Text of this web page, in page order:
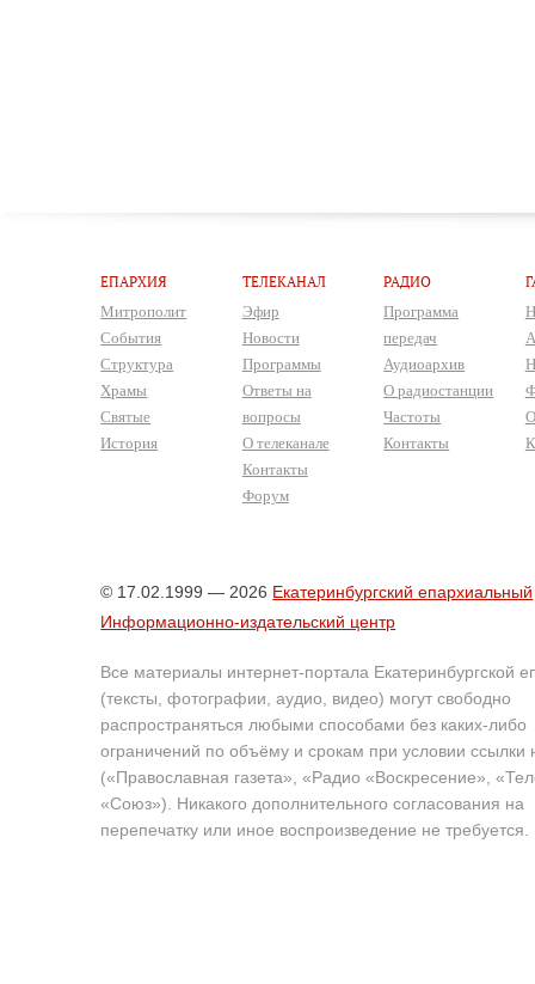
ЕПАРХИЯ
Митрополит
События
Структура
Храмы
Святые
История
ТЕЛЕКАНАЛ
Эфир
Новости
Программы
Ответы на
вопросы
О телеканале
Контакты
Форум
РАДИО
Программа
передач
Аудиоархив
О радиостанции
Частоты
Контакты
© 17.02.1999 — 2026 Екатеринбургский епархиальный
Информационно-издательский центр
Все материалы интернет-портала Екатеринбургской
(тексты, фотографии, аудио, видео) могут свободно
распространяться любыми способами без каких-либо
ограничений по объёму и срокам при условии ссылки
(«Православная газета», «Радио «Воскресение»,
«Союз»). Никакого дополнительного согласования на
перепечатку или иное воспроизведение не требуется.